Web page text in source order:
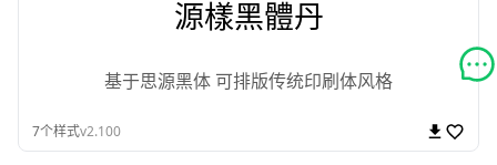
源樣黑體丹
基于思源黑体 可排版传统印刷体风格
7个样式v2.100